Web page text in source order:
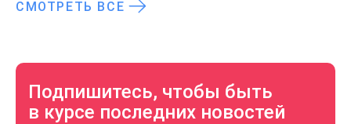
СМОТРЕТЬ ВСЕ
Подпишитесь, чтобы быть
в курсе последних новостей